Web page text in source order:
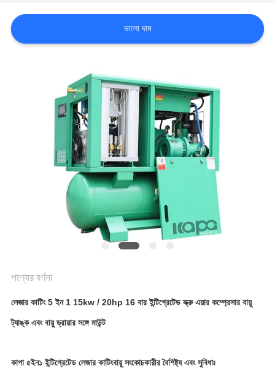
খবর
POLICY
ভালো দাম
পণ্যের বর্ণনা
লেজার কাটিং 5 ইন 1 15kw / 20hp 16 বার ইন্টিগ্রেটেড স্ক্রু এয়ার কম্প্রেসার বায়ু
ট্যাঙ্ক এবং বায়ু ড্রায়ার সঙ্গে মাউন্ট
কাপা ৫ইন১ ইন্টিগ্রেটেড লেজার কাটিংবায়ু সংকোচকারীর বৈশিষ্ট্য এবং সুবিধাঃ